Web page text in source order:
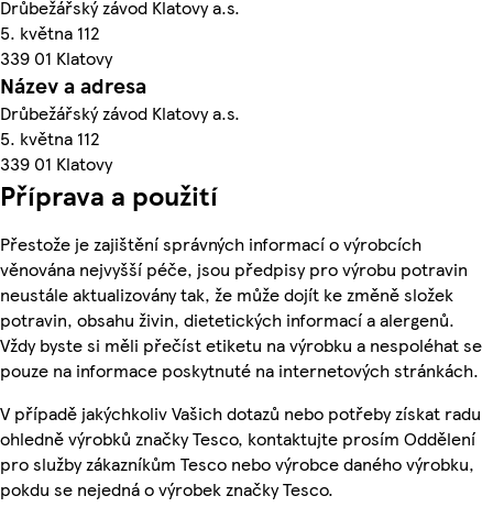
Drůbežářský závod Klatovy a.s.
5. května 112
339 01 Klatovy
Název a adresa
Drůbežářský závod Klatovy a.s.
5. května 112
339 01 Klatovy
Příprava a použití
Přestože je zajištění správných informací o výrobcích
věnována nejvyšší péče, jsou předpisy pro výrobu potravin
neustále aktualizovány tak, že může dojít ke změně složek
potravin, obsahu živin, dietetických informací a alergenů.
Vždy byste si měli přečíst etiketu na výrobku a nespoléhat se
pouze na informace poskytnuté na internetových stránkách.
V případě jakýchkoliv Vašich dotazů nebo potřeby získat radu
ohledně výrobků značky Tesco, kontaktujte prosím Oddělení
pro služby zákazníkům Tesco nebo výrobce daného výrobku,
pokdu se nejedná o výrobek značky Tesco.